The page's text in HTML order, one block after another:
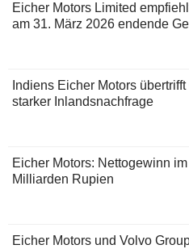
Eicher Motors Limited
am 31. März 2026 endende
Indiens Eicher Motors
starker Inlandsnachfrage
Eicher Motors: Nettogewinn
Milliarden Rupien
Eicher Motors und Volvo